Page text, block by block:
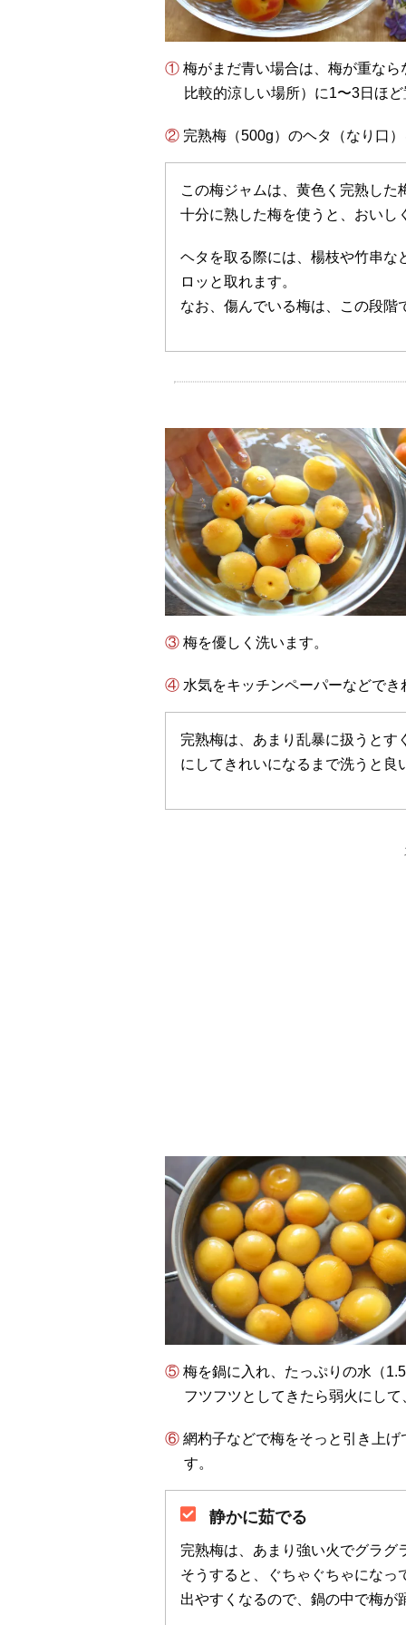
① 梅がまだ青い場合は、梅が重ならないように皿やザルなどの上に並べ、常温（室内の
比較的涼しい場所）に1〜3日ほ
② 完熟梅（500g）のヘタ（なり口
この梅ジャムは、黄色く完熟した
十分に熟した梅を使うと、おいし
ヘタを取る際には、楊枝や竹串な
ロッと取れます。
なお、傷んでいる梅は、この段階
③ 梅を優しく洗います。
④ 水気をキッチンペーパーなどで
完熟梅は、あまり乱暴に扱うとす
にしてきれいになるまで洗うと良
⑤ 梅を鍋に入れ、たっぷりの水（
フツフツとしてきたら弱火にし
⑥ 網杓子などで梅をそっと引き上げて、たっぷりの水（1.5リットル程度）に移しま
す。
静かに茹でる
完熟梅は、あまり強い火でグラグ
そうすると、ぐちゃぐちゃになっ
出やすくなるので、鍋の中で梅が